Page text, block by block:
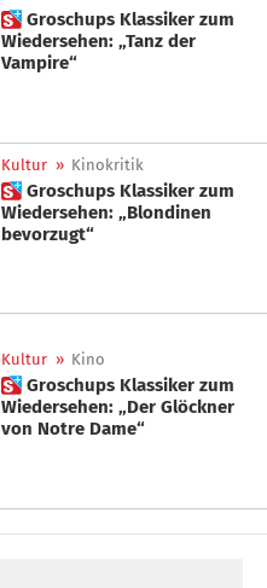
 Groschups Klassiker zum
Wiedersehen: „Tanz der
Vampire“
Kultur » Kinokritik
 Groschups Klassiker zum
Wiedersehen: „Blondinen
bevorzugt“
Kultur » Kino
 Groschups Klassiker zum
Wiedersehen: „Der Glöckner
von Notre Dame“